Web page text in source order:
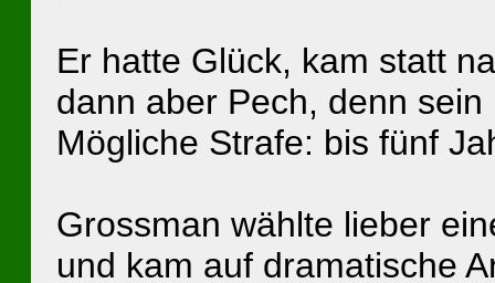
Er hatte Glück, kam statt
dann aber Pech, denn
Mögliche Strafe: bis fünf
Grossman wählte lieber
und kam auf dramatische